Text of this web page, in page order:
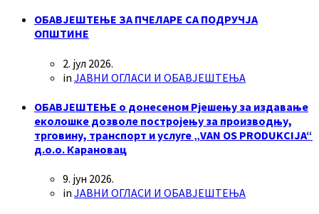
ОБАВЈЕШТЕЊЕ ЗА ПЧЕЛАРЕ СА ПОДРУЧЈА
ОПШТИНЕ
2. јул 2026.
in ЈАВНИ ОГЛАСИ И ОБАВЈЕШТЕЊА
ОБАВЈЕШТЕЊЕ о донесеном Рјешењу за издавање
еколошке дозволе постројењу за производњу,
трговину, транспорт и услуге „VAN OS PRODUKCIJA“
д.о.о. Карановац
9. јун 2026.
in ЈАВНИ ОГЛАСИ И ОБАВЈЕШТЕЊА